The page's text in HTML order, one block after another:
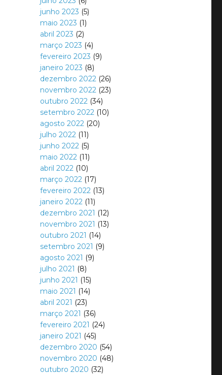
junho 2023 (5)
maio 2023 (1)
abril 2023 (2)
março 2023 (4)
fevereiro 2023 (9)
janeiro 2023 (8)
dezembro 2022 (26)
novembro 2022 (23)
outubro 2022 (34)
setembro 2022 (10)
agosto 2022 (20)
julho 2022 (11)
junho 2022 (5)
maio 2022 (11)
abril 2022 (10)
março 2022 (17)
fevereiro 2022 (13)
janeiro 2022 (11)
dezembro 2021 (12)
novembro 2021 (13)
outubro 2021 (14)
setembro 2021 (9)
agosto 2021 (9)
julho 2021 (8)
junho 2021 (15)
maio 2021 (14)
abril 2021 (23)
março 2021 (36)
fevereiro 2021 (24)
janeiro 2021 (45)
dezembro 2020 (54)
novembro 2020 (48)
outubro 2020 (32)